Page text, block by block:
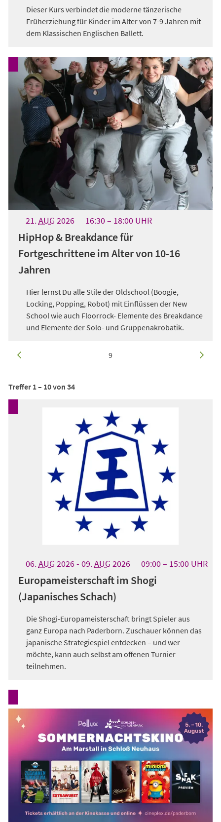
Dieser Kurs verbindet die moderne tänzerische
Früherziehung für Kinder im Alter von 7-9 Jahren mit
dem Klassischen Englischen Ballett.
21.AUG 2026 16:30 18:00UHR
HipHop & Breakdance für
Fortgeschrittene im Alter von 10-16
Jahren
Hier lernst Du alle Stile der Oldschool (Boogie,
Locking, Popping, Robot) mit Einflüssen der New
School wie auch Floorrock- Elemente des Breakdance
und Elemente der Solo- und Gruppenakrobatik.
vorherige
aktuelle Seite: 9
nächste
Treffer 1– 10von 34
06.AUG 2026- 09.AUG 2026 09:00 15:00UHR
Europameisterschaft im Shogi
(Japanisches Schach)
Die Shogi-Europameisterschaft bringt Spieler aus
ganz Europa nach Paderborn. Zuschauer können das
japanische Strategiespiel entdecken – und wer
möchte, kann auch selbst am offenen Turnier
teilnehmen.